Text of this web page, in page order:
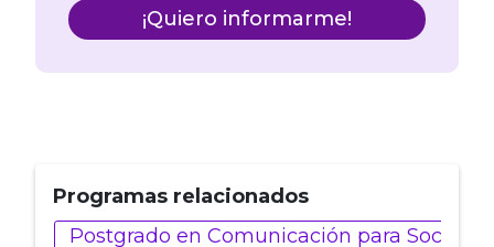
¡Quiero informarme!
Programas relacionados
Postgrado en Comunicación para Social